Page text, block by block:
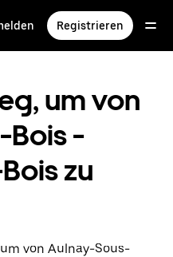
Registrieren
um von
Bois -
zu
von Aulnay-Sous-